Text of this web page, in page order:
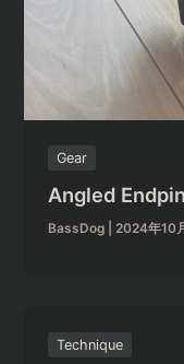
Gear
Angled
BassDog |2024年10
Technique